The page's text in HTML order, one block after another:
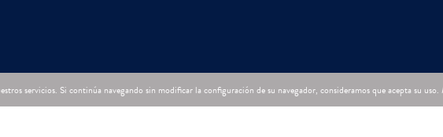
servicios. Si continúa navegando sin modificar la configuración de su navegador, consideramos que acepta su